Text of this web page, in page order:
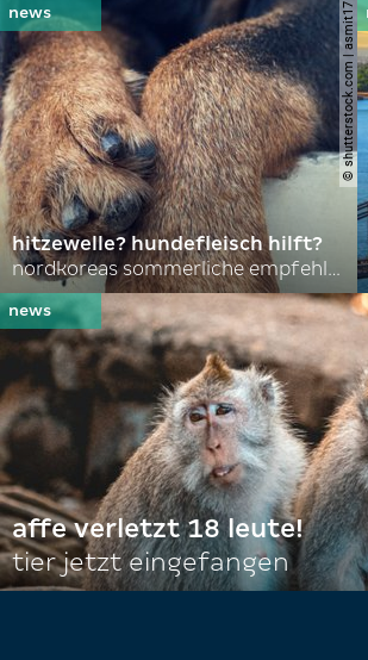
© shutterstock.com | asmit17
hitzewelle? hundefleisch hilft?
nordkoreas sommerliche empfehlungen
affe verletzt 18 leute!
tier jetzt eingefangen